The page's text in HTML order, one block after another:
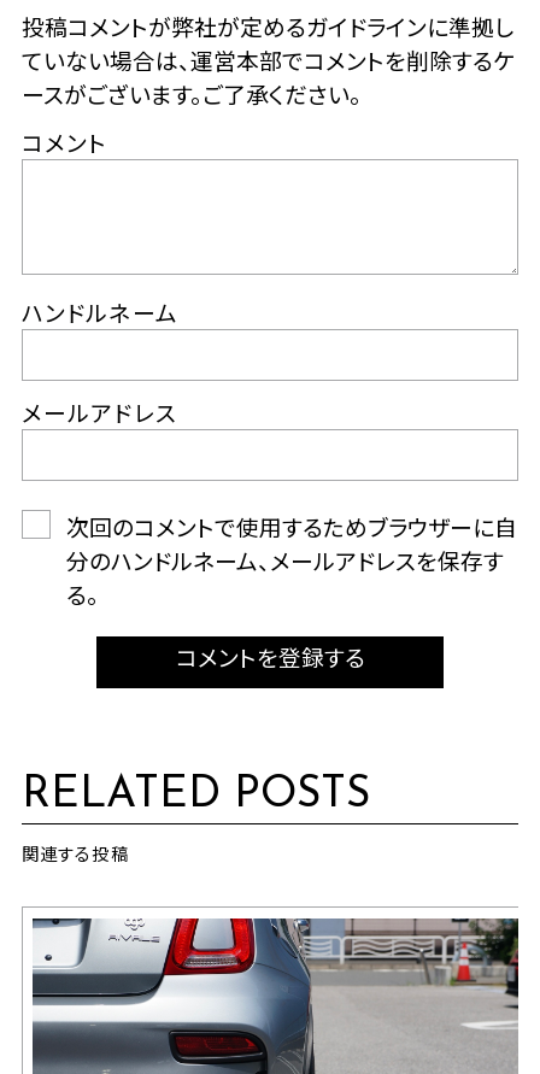
投稿コメントが弊社が定めるガイドラインに準拠し
ていない場合は、運営本部でコメントを削除するケ
ースがございます。ご了承ください。
コメント
ハンドルネーム
メールアドレス
次回のコメントで使用するためブラウザーに自
分のハンドルネーム、メールアドレスを保存す
る。
コメントを登録する
RELATED POSTS
関連する投稿